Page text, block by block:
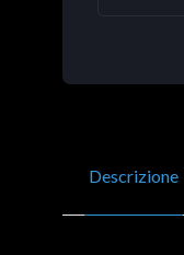
Descrizione